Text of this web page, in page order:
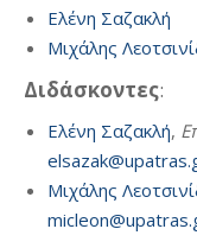
Ελένη Σαζακλή
Μιχάλης
Διδάσκοντες:
Ελένη Σαζακλή,
Μιχάλης